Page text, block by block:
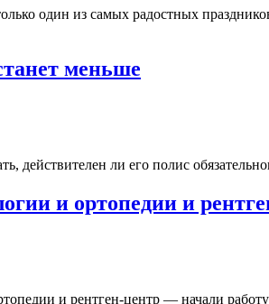
один из самых радостных
меньше
действителен ли его полис
и ортопедии и
и рентген-центр — начали